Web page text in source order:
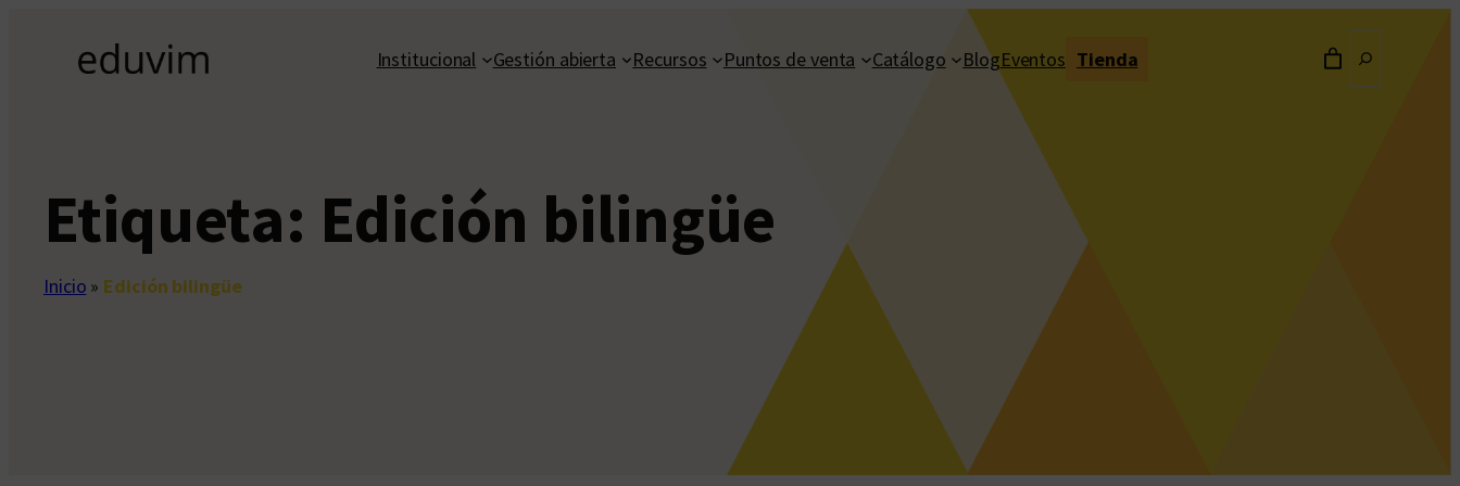
contenido
Institucional Gestión abierta Recursos Puntos de venta Catálogo BlogEventos Tienda
Etiqueta: Edición bilingüe
Inicio » Edición bilingüe